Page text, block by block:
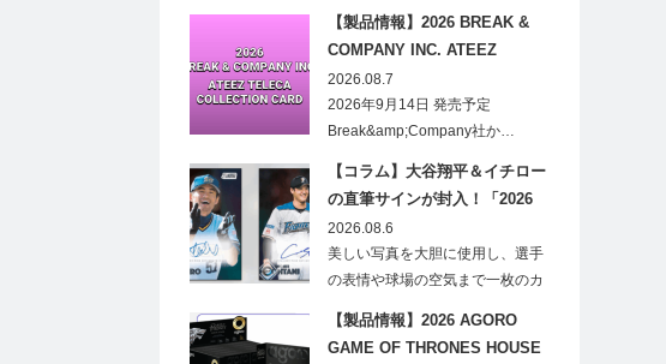
【製品情報】2026 BREAK &
COMPANY INC. ATEEZ
TELECA COLLECTION CARD
2026.08.7
2026年9月14日 発売予定
Break&amp;Company社か…
【コラム】大谷翔平＆イチロー
の直筆サインが封入！「2026
Topps NPB Stadium Club」が
見逃せない
2026.08.6
美しい写真を大胆に使用し、選手
の表情や球場の空気まで一枚のカ
【製品情報】2026 AGORO
GAME OF THRONES HOUSE